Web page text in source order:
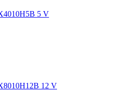
5 V
12 V